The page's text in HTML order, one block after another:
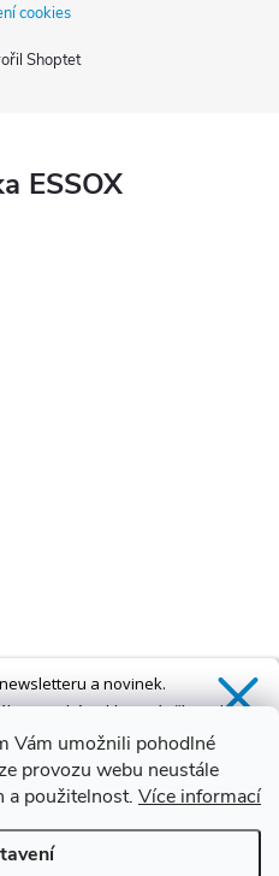
Vám umožnili pohodlné
provozu webu neustále
a použitelnost. Více informací
Shoptet
cookies
ESSOX
a novinek.
a také exkluzivní přístup k
speciálním nabídkám.*
se přihlásit